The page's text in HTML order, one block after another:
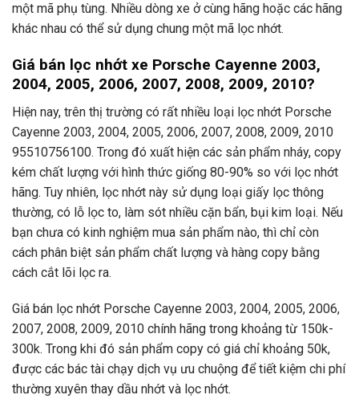
một mã phụ tùng. Nhiều dòng xe ở cùng hãng hoặc các hãng
khác nhau có thể sử dụng chung một mã lọc nhớt.
Giá bán lọc nhớt xe Porsche Cayenne 2003,
2004, 2005, 2006, 2007, 2008, 2009, 2010?
Hiện nay, trên thị trường có rất nhiều loại lọc nhớt Porsche
Cayenne 2003, 2004, 2005, 2006, 2007, 2008, 2009, 2010
95510756100. Trong đó xuất hiện các sản phẩm nháy, copy
kém chất lượng với hình thức giống 80-90% so với lọc nhớt
hãng. Tuy nhiên, lọc nhớt này sử dụng loại giấy lọc thông
thường, có lỗ lọc to, làm sót nhiều cặn bẩn, bụi kim loại. Nếu
bạn chưa có kinh nghiệm mua sản phẩm nào, thì chỉ còn
cách phân biệt sản phẩm chất lượng và hàng copy bằng
cách cắt lõi lọc ra.
Giá bán lọc nhớt Porsche Cayenne 2003, 2004, 2005, 2006,
2007, 2008, 2009, 2010 chính hãng trong khoảng từ 150k-
300k. Trong khi đó sản phẩm copy có giá chỉ khoảng 50k,
được các bác tài chạy dịch vụ ưu chuộng để tiết kiệm chi phí
thường xuyên thay dầu nhớt và lọc nhớt.